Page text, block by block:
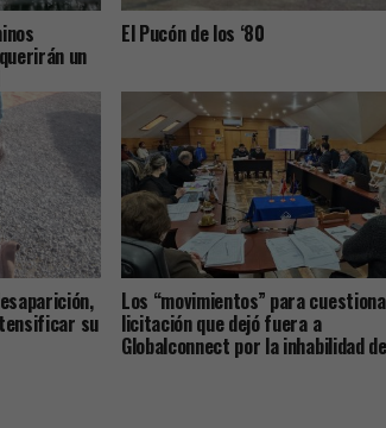
un
El Pucón de los ‘80
su
Los “movimientos” para
licitación que dejó fuera a
Globalconnect por la inhabilidad